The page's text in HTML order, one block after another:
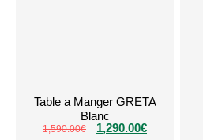
Table a Manger GRETA
Blanc
1,590.00€ 1,290.00€